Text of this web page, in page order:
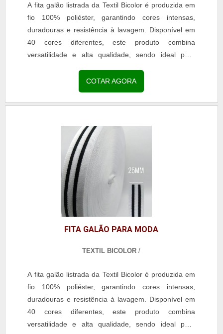
A fita galão listrada da Textil Bicolor é produzida em
fio 100% poliéster, garantindo cores intensas,
duradouras e resistência à lavagem. Disponível em
40 cores diferentes, este produto combina
versatilidade e alta qualidade, sendo ideal para
acabamento uniforme e toque macio, a fita é perfeita
para decoração de uniformes escolares, roupas
profissionais, jeans, calças legging, reforço de gola
mochilas. A escolha pela fita galão listrada assegura
durabilidade, estética refinada e resistência,
agregando valor às criações e atendendo às
demandas de clientes exigentes.
COTAR AGORA
FITA GALÃO PARA MODA
TEXTIL BICOLOR /
A fita galão listrada da Textil Bicolor é produzida em
fio 100% poliéster, garantindo cores intensas,
duradouras e resistência à lavagem. Disponível em
40 cores diferentes, este produto combina
versatilidade e alta qualidade, sendo ideal para